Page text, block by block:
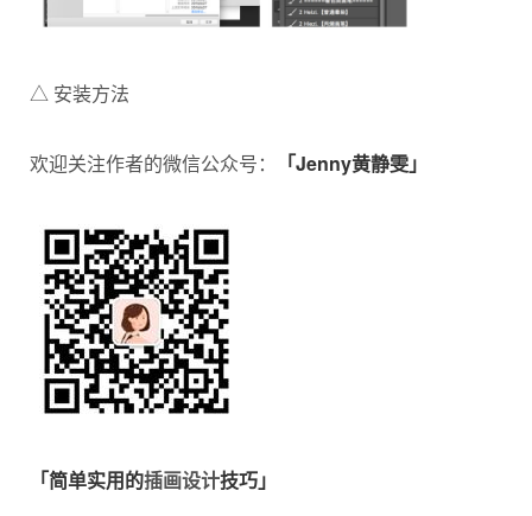
△ 安装方法
欢迎关注作者的微信公众号： 「Jenny黄静雯」
「简单实用的插画设计技巧」